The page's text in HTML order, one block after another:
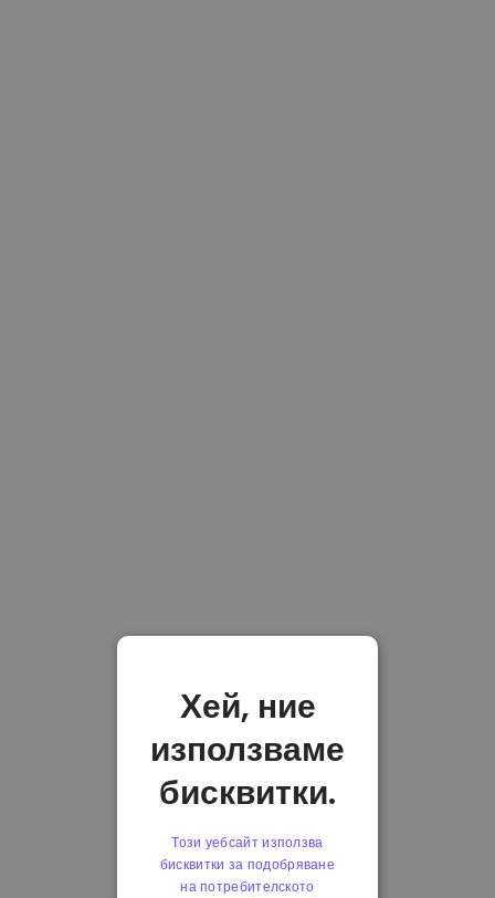
Хей, ние
използваме
бисквитки.
Този уебсайт използва
бисквитки за подобряване
на потребителското